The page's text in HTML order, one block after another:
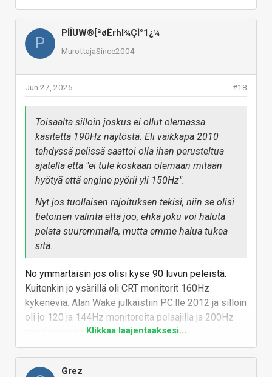
P
PÌÎUW®[ªøËrhl¾ÇÌ°1¿¼
MurottajaSince2004
#18
Jun 27, 2025
Toisaalta silloin joskus ei ollut olemassa
käsitettä 190Hz näytöstä. Eli vaikkapa 2010
tehdyssä pelissä saattoi olla ihan perusteltua
ajatella että "ei tule koskaan olemaan mitään
hyötyä että engine pyörii yli 150Hz".
Nyt jos tuollaisen rajoituksen tekisi, niin se olisi
tietoinen valinta että joo, ehkä joku voi haluta
pelata suuremmalla, mutta emme halua tukea
sitä.
No ymmärtäisin jos olisi kyse 90 luvun peleistä.
Kuitenkin jo ysärillä oli CRT monitorit 160Hz
kykeneviä. Alan Wake julkaistiin PC:lle 2012 ja silloin
oli jo 120 ja 144Hz monitoreita pelaajilla ja 200Hz
monitoreista puhuttiin tulevaksi kohta.
500Hz ja 1000Hz näytöistä kun 144Hz ja 200Hz
Klikkaa laajentaaksesi...
Grez